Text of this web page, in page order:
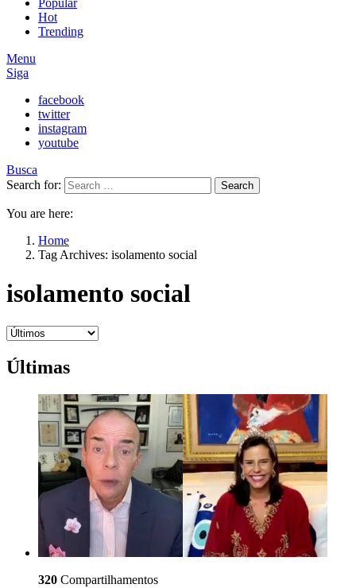
Popular
Hot
Trending
Menu
Siga
facebook
twitter
instagram
youtube
Busca
Search for:
Search
You are here:
Home
Tag Archives: isolamento social
isolamento social
Últimas
320 Compartilhamentos